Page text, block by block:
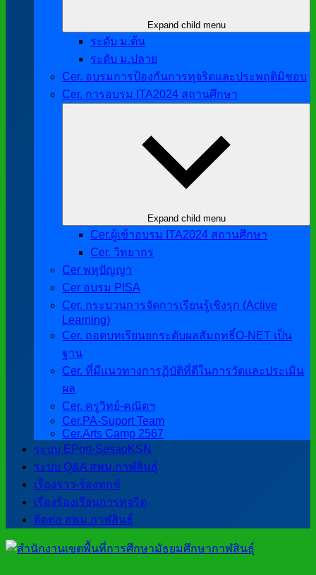
Expand child menu
ระดับ ม.ต้น
ระดับ ม.ปลาย
Cer. อบรมการป้องกันการทุจริตและประพฤติมิชอบ
Cer. การอบรม ITA2024 สถานศึกษา
Expand child menu
Cer.ผู้เข้าอบรม ITA2024 สถานศึกษา
Cer. วิทยากร
Cer พหุปัญญา
Cer อบรม PISA
Cer. กระบวนการจัดการเรียนรู้เชิงรุก (Active
Learning)
Cer. ถอดบทเรียนยกระดับผลสัมฤทธิ์O-NET เป็น
ฐาน
Cer. ที่มีแนวทางการฏิบัติที่ดีในการวัดและประเมิน
ผล
Cer. ครูวิทย์-คณิตฯ
Cer.PA-Suport Team
Cer.Arts Camp 2567
ระบบ EPort-SesaoKSN
ระบบ Q&A สพม.กาฬสินธุ์
เรื่องราว-ร้องทุกข์
เรื่องร้องเรียนการทุจริต
ติดต่อ สพม.กาฬสินธุ์